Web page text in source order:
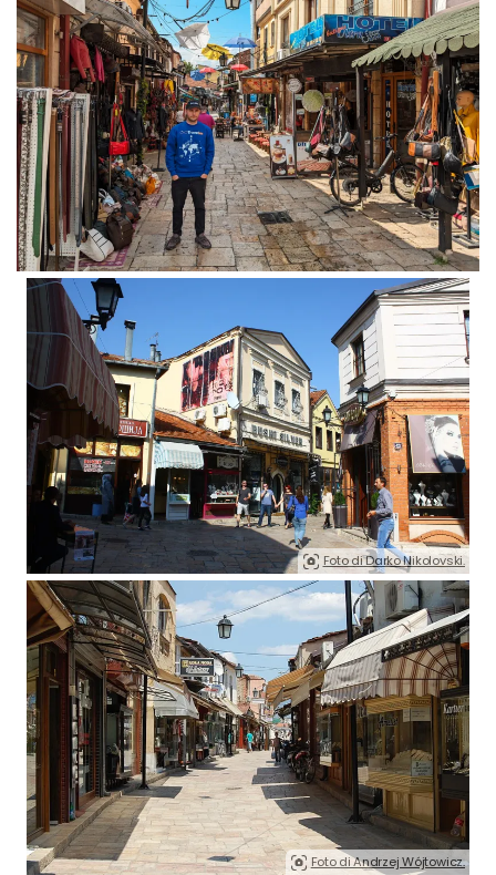
Foto di Darko Nikolovski.
Foto di Andrzej Wójtowicz.